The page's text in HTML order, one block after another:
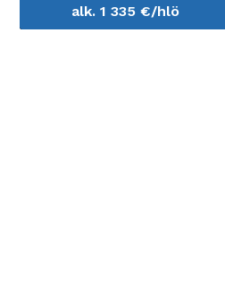
alk. 1 335 €/hlö